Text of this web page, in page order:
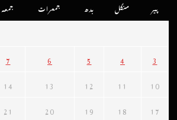
پیر منگل بدھ جمعرات جمعہ
3
4
5
6
7
10
11
12
13
14
17
18
19
20
21